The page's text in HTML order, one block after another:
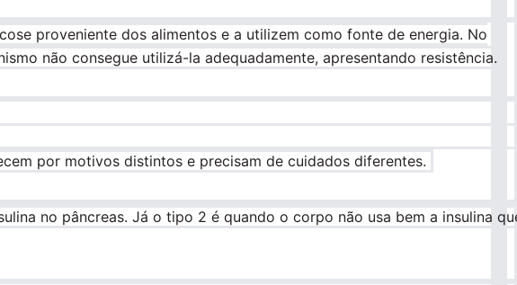
proveniente dos alimentos e a utilizem como fonte de energia. No
não consegue utilizá-la adequadamente, apresentando resistência.
por motivos distintos e precisam de cuidados diferentes.
no pâncreas. Já o tipo 2 é quando o corpo não usa bem a insulina